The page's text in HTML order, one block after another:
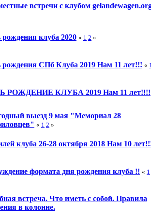
встречи с клубом
рождения клуба 2020 « 1 2 »
рождения СПб Клуба 2019 Нам 11 лет!!! «
РОЖДЕНИЕ КЛУБА 2019 Нам 11 лет!!!!
выезд 9 мая "Мемориал 28
« 1 2 »
клуба 26-28 октября 2018 Нам 10
формата дня рождения клуба !! « 1
встреча. Что иметь с собой. Правила
в колонне.